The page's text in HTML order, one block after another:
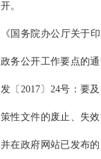
开。
《国务院办公厅关于
政务公开工作要点的
发〔2017〕24号：要
策性文件的废止、失
并在政府网站已发布